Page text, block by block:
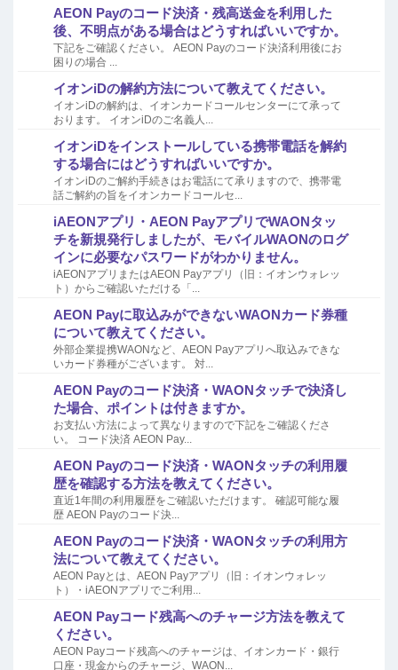
AEON Payのコード決済・残高送金を利用した
後、不明点がある場合はどうすればいいですか。
下記をご確認ください。 AEON Payのコード決済利用後にお
困りの場合 ...
イオンiDの解約方法について教えてください。
イオンiDの解約は、イオンカードコールセンターにて承って
おります。 イオンiDのご名義人...
イオンiDをインストールしている携帯電話を解約
する場合にはどうすればいいですか。
イオンiDのご解約手続きはお電話にて承りますので、携帯電
話ご解約の旨をイオンカードコールセ...
iAEONアプリ・AEON PayアプリでWAONタッ
チを新規発行しましたが、モバイルWAONのログ
インに必要なパスワードがわかりません。
iAEONアプリまたはAEON Payアプリ（旧：イオンウォレッ
ト）からご確認いただける「...
AEON Payに取込みができないWAONカード券種
について教えてください。
外部企業提携WAONなど、AEON Payアプリへ取込みできな
いカード券種がございます。 対...
AEON Payのコード決済・WAONタッチで決済し
た場合、ポイントは付きますか。
お支払い方法によって異なりますので下記をご確認くださ
い。 コード決済 AEON Pay...
AEON Payのコード決済・WAONタッチの利用履
歴を確認する方法を教えてください。
直近1年間の利用履歴をご確認いただけます。 確認可能な履
歴 AEON Payのコード決...
AEON Payのコード決済・WAONタッチの利用方
法について教えてください。
AEON Payとは、AEON Payアプリ（旧：イオンウォレッ
ト）・iAEONアプリでご利用...
AEON Payコード残高へのチャージ方法を教えて
ください。
AEON Payコード残高へのチャージは、イオンカード・銀行
口座・現金からのチャージ、WAON...